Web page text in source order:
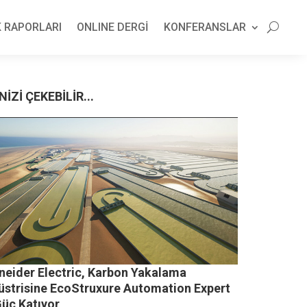
ONLINE DERGİ KONFERANSLAR
ÇEKEBİLİR...
Electric, Karbon Yakalama
EcoStruxure Automation Expert
Katıyor